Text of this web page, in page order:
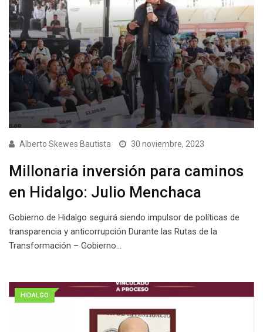
Alberto Skewes Bautista 30 noviembre, 2023
Millonaria inversión para caminos
en Hidalgo: Julio Menchaca
Gobierno de Hidalgo seguirá siendo impulsor de políticas de
transparencia y anticorrupción Durante las Rutas de la
Transformación – Gobierno…
HIDALGO